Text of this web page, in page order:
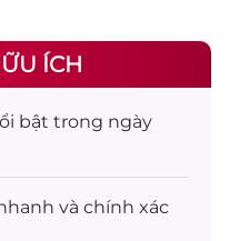
ÍCH
bật trong ngày
và chính xác